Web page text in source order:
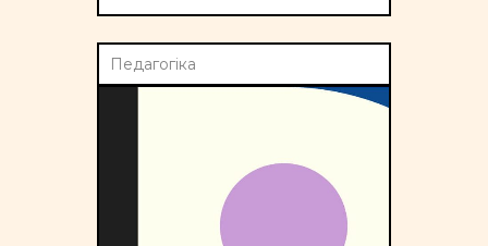
Педагогіка